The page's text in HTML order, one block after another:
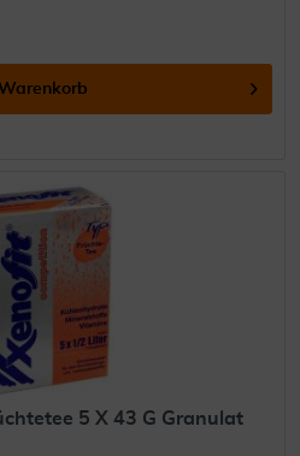
Warenkorb
5 X 43 G Granulat